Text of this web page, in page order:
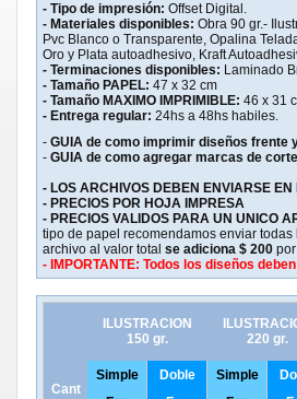
- Tipo de impresión: Offset Digital.
- Materiales disponibles: Obra 90 gr.-
Pvc Blanco o Transparente, Opalina
Oro y Plata autoadhesivo, Kraft
- Terminaciones disponibles: Laminado
- Tamaño PAPEL: 47 x 32 cm
- Tamaño MAXIMO IMPRIMIBLE: 46 x 31
- Entrega regular: 24hs a 48hs habiles.
- GUIA de como imprimir diseños frente
- GUIA de como agregar marcas de
- LOS ARCHIVOS DEBEN ENVIARSE EN
- PRECIOS POR HOJA IMPRESA
- PRECIOS VALIDOS PARA UN UNICO
tipo de papel recomendamos enviar todas
archivo al valor total se adiciona $ 200
- IMPORTANTE: Todos los diseños
ILUSTRACION
150 gr.
220 gr.
Cant
Simple
Doble
Simple